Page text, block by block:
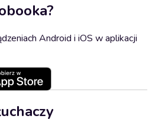
Android i iOS w aplikacji